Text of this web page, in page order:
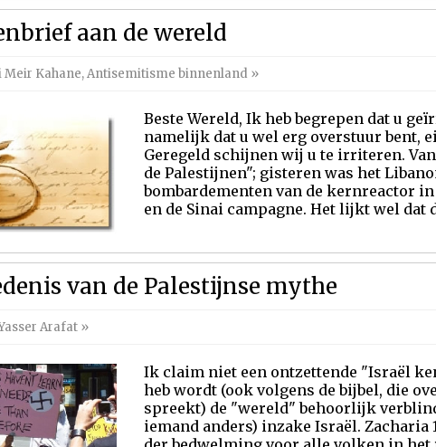
aan de wereld
Meir Kahane,Antisemitisme binnenland »
Beste Wereld, Ik heb begrepen dat u
namelijk dat u wel erg overstuur bent,
Geregeld schijnen wij u te irriteren.
de Palestijnen"; gisteren was het
bombardementen van de kernreactor
en de Sinai campagne. Het lijkt wel dat
van de Palestijnse mythe
Arafat »
Ik claim niet een ontzettende "Israël
heb wordt (ook volgens de bijbel, die
spreekt) de "wereld" behoorlijk
iemand anders) inzake Israël. Zacharia